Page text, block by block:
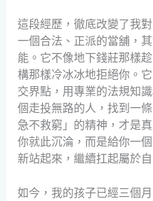
這段經歷，徹底改變了我
一個合法、正派的當舖，
能。它不像地下錢莊那樣
構那樣冷冰冰地拒絕你。
交界點，用專業的法規知
個走投無路的人，找到一
急不救窮」的精神，才是
你就此沉淪，而是給你一
新站起來，繼續扛起屬於
如今，我的孩子已經三個